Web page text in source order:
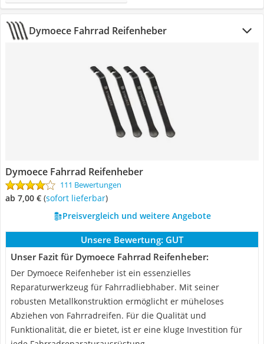
Dymoece Fahrrad Reifenheber
Dymoece Fahrrad Reifenheber
111 Bewertungen
ab 7,00 € ( Sofort lieferbar)
Preisvergleich und weitere Angebote
Unsere Bewertung: GUT
Unser Fazit für Dymoece Fahrrad Reifenheber:
Der Dymoece Reifenheber ist ein essenzielles
Reparaturwerkzeug für Fahrradliebhaber. Mit seiner
robusten Metallkonstruktion ermöglicht er müheloses
Abziehen von Fahrradreifen. Für die Qualität und
Funktionalität, die er bietet, ist er eine kluge Investition für